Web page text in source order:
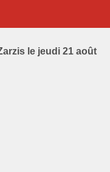
le jeudi 21 août